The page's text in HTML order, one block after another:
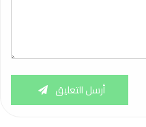
أرسل التعليق